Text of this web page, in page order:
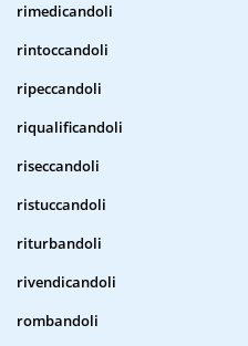
rimedicandoli
rintoccandoli
ripeccandoli
riqualificandoli
riseccandoli
ristuccandoli
riturbandoli
rivendicandoli
rombandoli